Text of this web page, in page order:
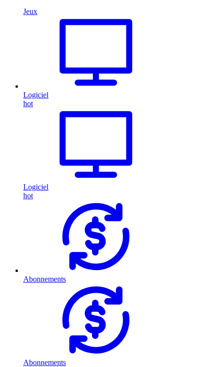
Jeux
Logiciel
hot
Logiciel
hot
Abonnements
Abonnements